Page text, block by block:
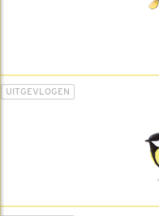
UITGEVLOGEN